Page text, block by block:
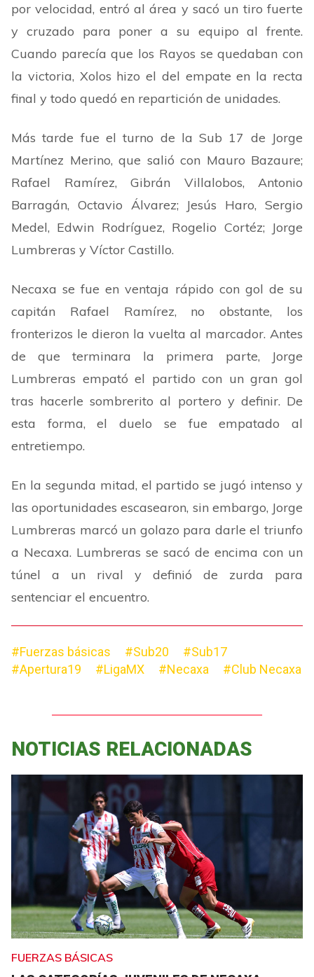
por velocidad, entró al área y sacó un tiro fuerte
y cruzado para poner a su equipo al frente.
Cuando parecía que los Rayos se quedaban con
la victoria, Xolos hizo el del empate en la recta
final y todo quedó en repartición de unidades.
Más tarde fue el turno de la Sub 17 de Jorge
Martínez Merino, que salió con Mauro Bazaure;
Rafael Ramírez, Gibrán Villalobos, Antonio
Barragán, Octavio Álvarez; Jesús Haro, Sergio
Medel, Edwin Rodríguez, Rogelio Cortéz; Jorge
Lumbreras y Víctor Castillo.
Necaxa se fue en ventaja rápido con gol de su
capitán Rafael Ramírez, no obstante, los
fronterizos le dieron la vuelta al marcador. Antes
de que terminara la primera parte, Jorge
Lumbreras empató el partido con un gran gol
tras hacerle sombrerito al portero y definir. De
esta forma, el duelo se fue empatado al
entretiempo.
En la segunda mitad, el partido se jugó intenso y
las oportunidades escasearon, sin embargo, Jorge
Lumbreras marcó un golazo para darle el triunfo
a Necaxa. Lumbreras se sacó de encima con un
túnel a un rival y definió de zurda para
sentenciar el encuentro.
#Fuerzas básicas #Sub20
#Sub17
#Apertura19
#LigaMX #Necaxa #Club Necaxa
NOTICIAS RELACIONADAS
FUERZAS BÁSICAS